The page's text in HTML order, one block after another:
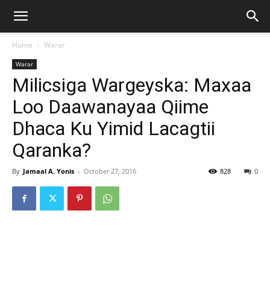
Home Warar
Warar
Milicsiga Wargeyska: Maxaa
Loo Daawanayaa Qiime
Dhaca Ku Yimid Lacagtii
Qaranka?
By Jamaal A. Yonis - October 27, 2016 0
828